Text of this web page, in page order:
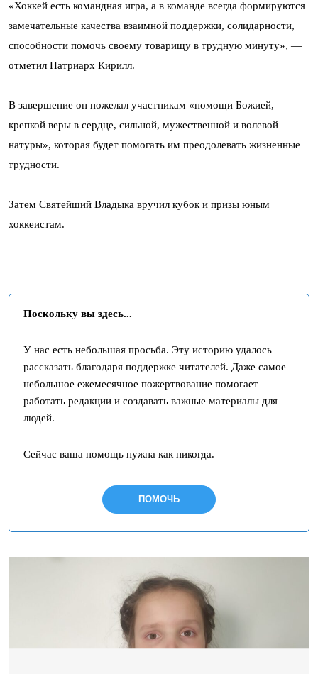
«Хоккей есть командная игра, а в команде всегда формируются
замечательные качества взаимной поддержки, солидарности,
способности помочь своему товарищу в трудную минуту», —
отметил Патриарх Кирилл.
В завершение он пожелал участникам «помощи Божией,
крепкой веры в сердце, сильной, мужественной и волевой
натуры», которая будет помогать им преодолевать жизненные
трудности.
Затем Святейший Владыка вручил кубок и призы юным
хоккеистам.
Поскольку вы здесь...
У нас есть небольшая просьба. Эту историю удалось
рассказать благодаря поддержке читателей. Даже самое
небольшое ежемесячное пожертвование помогает
работать редакции и создавать важные материалы для
людей.
Сейчас ваша помощь нужна как никогда.
ПОМОЧЬ